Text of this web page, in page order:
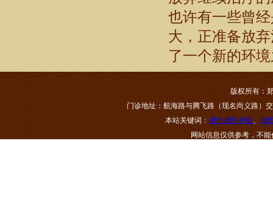
也许有一些曾
大，正准备放
了一个新的环
版权所有：
门诊地址：航海路与腾飞路（现名尚义路）
本站关键词： 郑州康氏中医、 康
网站信息仅供参考，不